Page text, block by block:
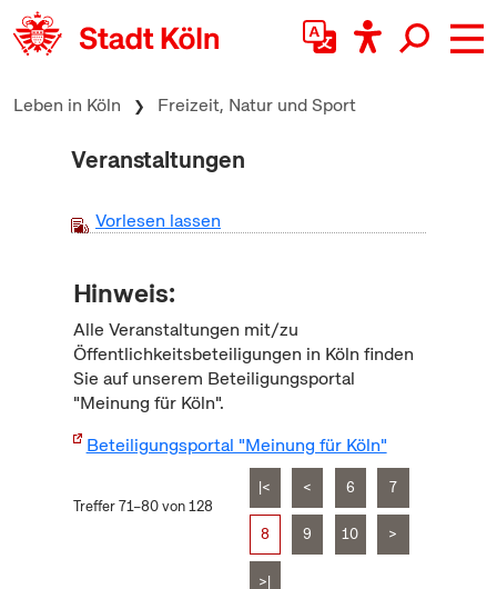
zum Inhalt springen
Leben in Köln Freizeit, Natur und Sport
Veranstaltungen
Vorlesen lassen
Hinweis:
Alle Veranstaltungen mit/zu
Öffentlichkeitsbeteiligungen in Köln finden
Sie auf unserem Beteiligungsportal
"Meinung für Köln".
Beteiligungsportal "Meinung für Köln"
Treffer 71–80 von 128
|< < 6 7
8 9 10 >
>|